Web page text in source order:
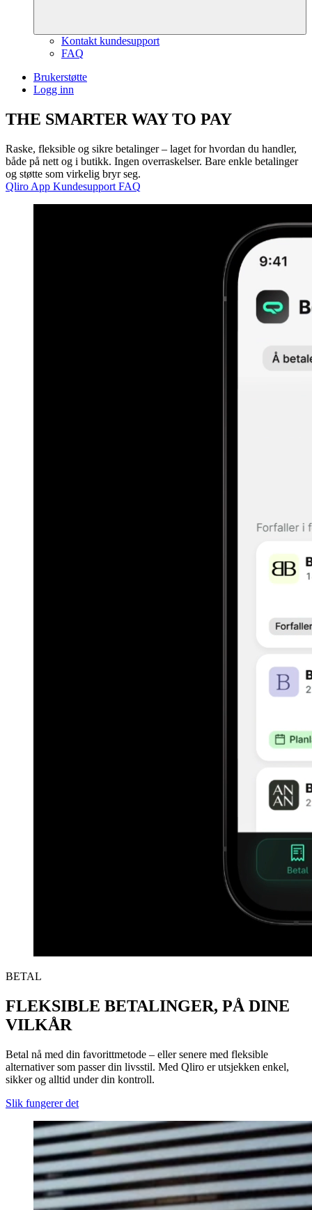
Kontakt kundesupport
FAQ
Brukerstøtte
Logg inn
THE SMARTER WAYTO PAY
Raske, fleksible og sikre betalinger – laget for hvordan du handler,
både på nett og i butikk. Ingen overraskelser. Bare enkle betalinger
og støtte som virkelig bryr seg.
Qliro App Kundesupport FAQ
BETAL
FLEKSIBLE BETALINGER, PÅ DINE
VILKÅR
Betal nå med din favorittmetode – eller senere med fleksible
alternativer som passer din livsstil. Med Qliro er utsjekken enkel,
sikker og alltid under din kontroll.
Slik fungerer det